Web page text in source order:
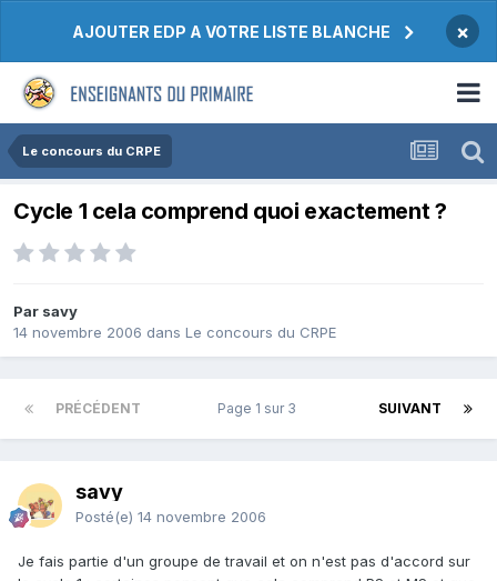
AJOUTER EDP A VOTRE LISTE BLANCHE ×
Le concours du CRPE
Cycle 1 cela comprend quoi exactement ?
Par savy
14 novembre 2006 dans Le concours du CRPE
PRÉCÉDENT SUIVANT
Page 1 sur 3
savy
Posté(e) 14 novembre 2006
Je fais partie d'un groupe de travail et on n'est pas d'accord sur